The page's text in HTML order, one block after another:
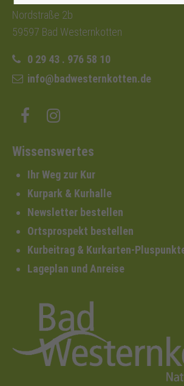
Nordstraße 2b
59597 Bad Westernkotten
0 29 43 . 976 58 10
info@badwesternkotten.de
Wissenswertes
Ihr Weg zur Kur
Kurpark & Kurhalle
Newsletter bestellen
Ortsprospekt bestellen
Kurbeitrag & Kurkarten-
Lageplan und Anreise